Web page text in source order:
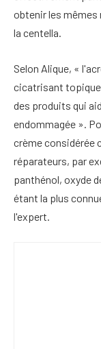
obtenir les mêmes
la centella.
Selon Alique, «
cicatrisant
des produits qui
endommagée ».
crème considérée
réparateurs, par
panthénol, oxyde
étant la plus
l'expert.